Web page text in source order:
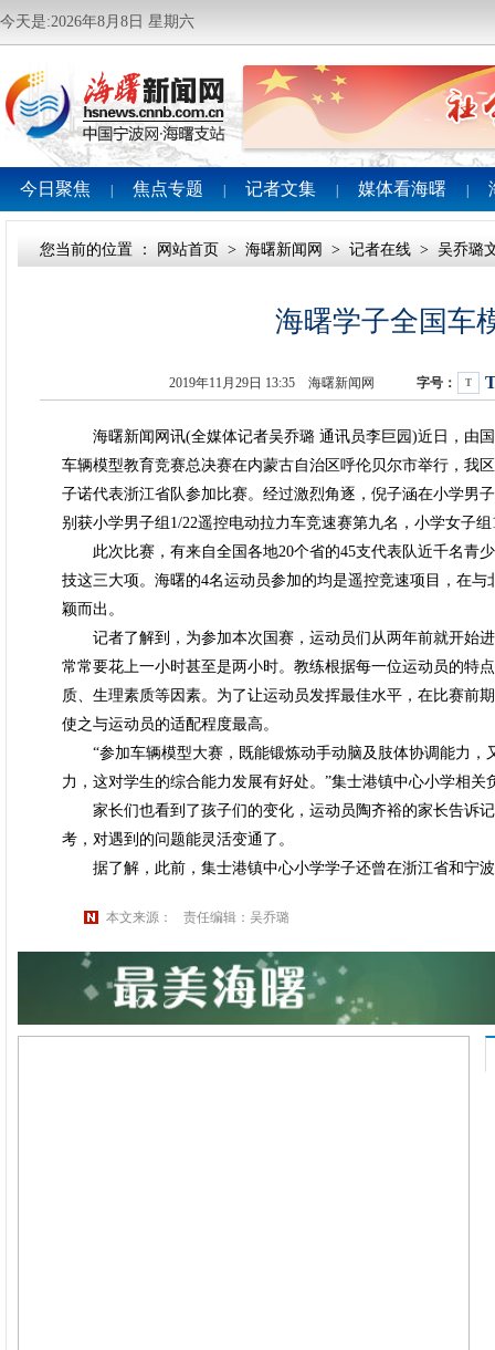
今天是:2026年8月8日 星期六
今日聚焦 焦点专题 记者文集 媒体看海曙
您当前的位置 ： 网站首页 > 海曙新闻网 > 记者在线 > 吴乔璐
海曙学子全国车
2019年11月29日 13:35 海曙新闻网 字号： T
海曙新闻网讯(全媒体记者吴乔璐 通讯员李巨园)近日，由国
车辆模型教育竞赛总决赛在内蒙古自治区呼伦贝尔市举行，我
子诺代表浙江省队参加比赛。经过激烈角逐，倪子涵在小学男
别获小学男子组1/22遥控电动拉力车竞速赛第九名，小学女子
此次比赛，有来自全国各地20个省的45支代表队近千名青
技这三大项。海曙的4名运动员参加的均是遥控竞速项目，在
颖而出。
记者了解到，为参加本次国赛，运动员们从两年前就开始
常常要花上一小时甚至是两小时。教练根据每一位运动员的特
质、生理素质等因素。为了让运动员发挥最佳水平，在比赛前
使之与运动员的适配程度最高。
“参加车辆模型大赛，既能锻炼动手动脑及肢体协调能力，
力，这对学生的综合能力发展有好处。”集士港镇中心小学相关
家长们也看到了孩子们的变化，运动员陶齐裕的家长告诉
考，对遇到的问题能灵活变通了。
据了解，此前，集士港镇中心小学学子还曾在浙江省和宁
本文来源： 责任编辑：吴乔璐